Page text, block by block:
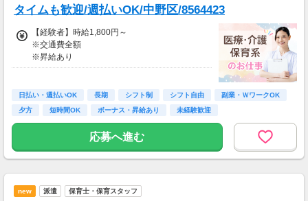
タイムも歓迎/週払いOK/中野区/8564423
【経験者】時給1,800円～
※交通費全額
※昇給あり
◎日勤／経験者の場合
・日収(1,800*8)円（時給1,800円×8h）
※資格手当あり（時給50円～UP/資格の種類に
日払い・週払いOK 長期 シフト制 シフト自由
副業・ＷワークOK
夕方
短時間OK ボーナス・昇給あり 未経験歓迎
応募へ進む
new 派遣 保育士・保育スタッフ